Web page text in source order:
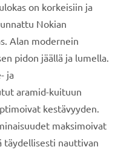
on korkeisiin ja
Nokian
Alan modernein
pidon jäällä ja lumella.
ja
aramid-kuituun
kestävyyden.
maksimoivat
täydellisesti nauttivan